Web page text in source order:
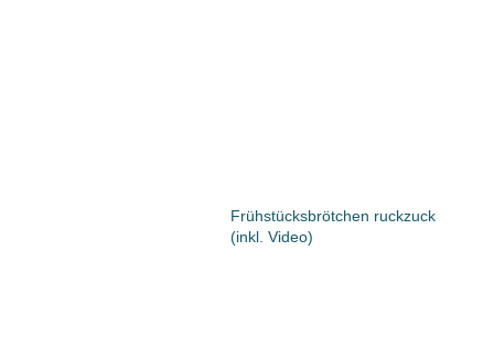
Frühstücksbrötchen ruckzuck
(inkl. Video)